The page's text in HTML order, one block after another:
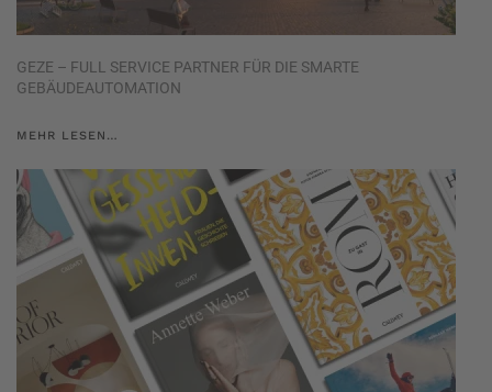
GEZE – FULL SERVICE PARTNER FÜR DIE SMARTE
GEBÄUDEAUTOMATION
MEHR LESEN…